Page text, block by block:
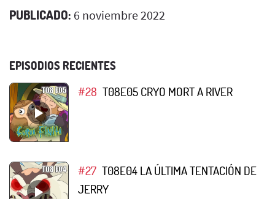
PUBLICADO: 6 noviembre 2022
EPISODIOS RECIENTES
#28 T08E05 CRYO MORT A RIVER
#27 T08E04 LA ÚLTIMA TENTACIÓN DE
JERRY